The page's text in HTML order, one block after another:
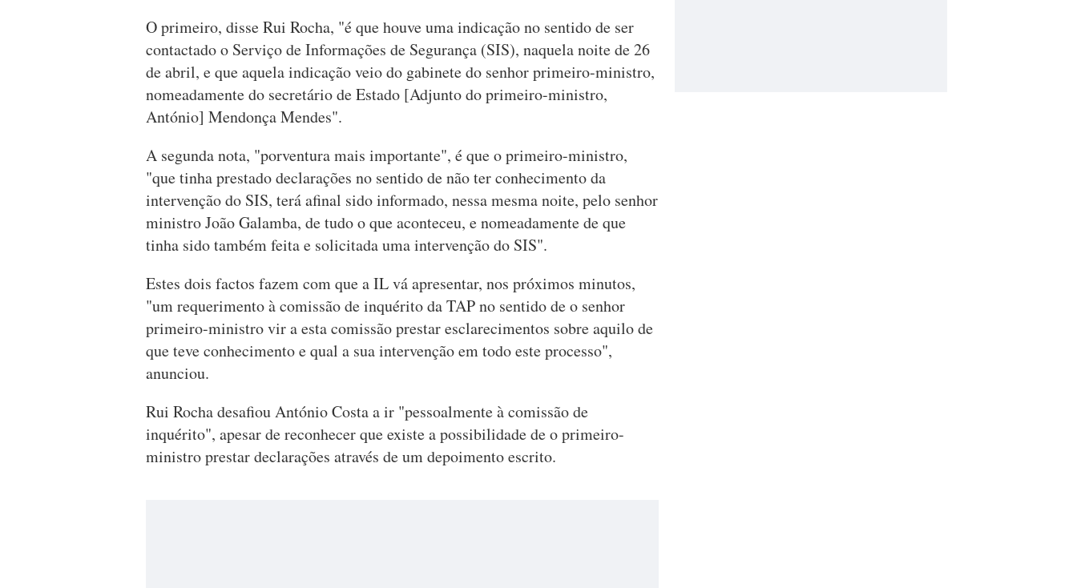
O primeiro, disse Rui Rocha, "é que houve uma indicação no sentido de ser
contactado o Serviço de Informações de Segurança (SIS), naquela noite de 26
de abril, e que aquela indicação veio do gabinete do senhor primeiro-ministro,
nomeadamente do secretário de Estado [Adjunto do primeiro-ministro,
António] Mendonça Mendes".
A segunda nota, "porventura mais importante", é que o primeiro-ministro,
"que tinha prestado declarações no sentido de não ter conhecimento da
intervenção do SIS, terá afinal sido informado, nessa mesma noite, pelo senhor
ministro João Galamba, de tudo o que aconteceu, e nomeadamente de que
tinha sido também feita e solicitada uma intervenção do SIS".
Estes dois factos fazem com que a IL vá apresentar, nos próximos minutos,
"um requerimento à comissão de inquérito da TAP no sentido de o senhor
primeiro-ministro vir a esta comissão prestar esclarecimentos sobre aquilo de
que teve conhecimento e qual a sua intervenção em todo este processo",
anunciou.
Rui Rocha desafiou António Costa a ir "pessoalmente à comissão de
inquérito", apesar de reconhecer que existe a possibilidade de o primeiro-
ministro prestar declarações através de um depoimento escrito.